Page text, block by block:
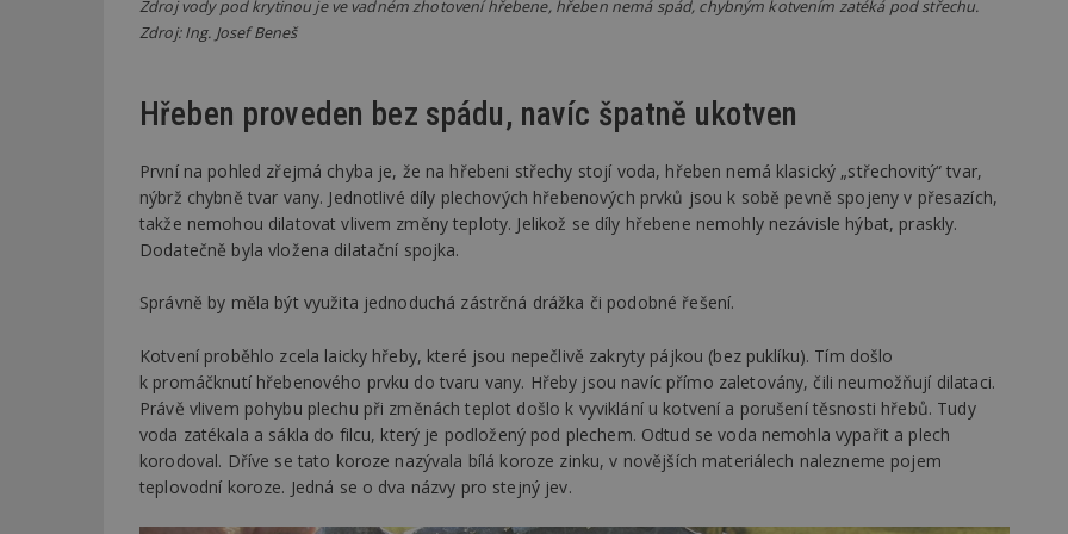
Zdroj vody pod krytinou je ve vadném zhotovení hřebene, hřeben nemá spád, chybným kotvením zatéká pod střechu.
Zdroj: Ing. Josef Beneš
Hřeben proveden bez spádu, navíc špatně ukotven
První na pohled zřejmá chyba je, že na hřebeni střechy stojí voda, hřeben nemá klasický „střechovitý“ tvar,
nýbrž chybně tvar vany. Jednotlivé díly plechových hřebenových prvků jsou k sobě pevně spojeny v přesazích,
takže nemohou dilatovat vlivem změny teploty. Jelikož se díly hřebene nemohly nezávisle hýbat, praskly.
Dodatečně byla vložena dilatační spojka.
Správně by měla být využita jednoduchá zástrčná drážka či podobné řešení.
Kotvení proběhlo zcela laicky hřeby, které jsou nepečlivě zakryty pájkou (bez puklíku). Tím došlo
k promáčknutí hřebenového prvku do tvaru vany. Hřeby jsou navíc přímo zaletovány, čili neumožňují dilataci.
Právě vlivem pohybu plechu při změnách teplot došlo k vyviklání u kotvení a porušení těsnosti hřebů. Tudy
voda zatékala a sákla do filcu, který je podložený pod plechem. Odtud se voda nemohla vypařit a plech
korodoval. Dříve se tato koroze nazývala bílá koroze zinku, v novějších materiálech nalezneme pojem
teplovodní koroze. Jedná se o dva názvy pro stejný jev.
vzorkování dat definovaného limitem
id
www.estav.cz 1 rok
Tento soubor cookie se používá k
uživatele
_hjFirstSeen
Hotjar Ltd
29
Soubor cookie je nastaven tak, aby
_hjAbsoluteSessionInProgress
54
sekund
Neobsahuje žádné identifikovatelné
counter www.estav.cz
29
minut
53
sekund
Tento soubor cookie se používá k
uživatele
__gfp_64b